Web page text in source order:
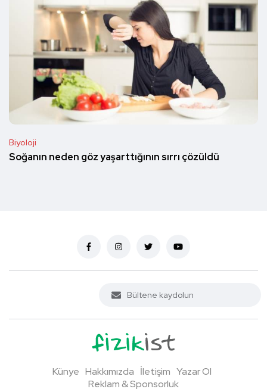
Biyoloji
Soğanın neden göz yaşarttığının sırrı çözüldü
Künye Hakkımızda İletişim Yazar Ol
Reklam & Sponsorluk